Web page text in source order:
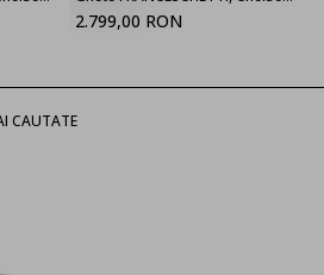
2.799,00 RON
CAUTATE